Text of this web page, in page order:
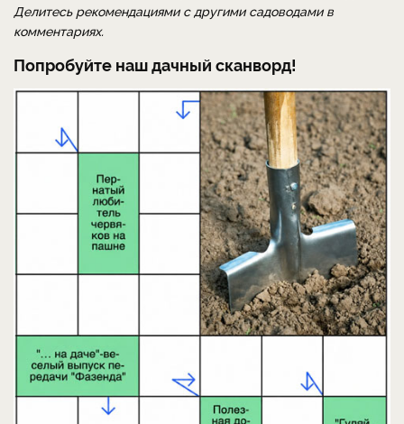
Делитесь рекомендациями с другими садоводами в
комментариях.
Попробуйте наш дачный сканворд!